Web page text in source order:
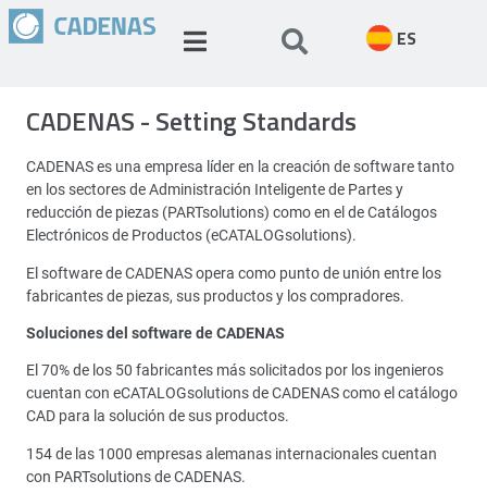
ES
CADENAS - Setting Standards
CADENAS es una empresa líder en la creación de software tanto
en los sectores de Administración Inteligente de Partes y
reducción de piezas (PARTsolutions) como en el de Catálogos
Electrónicos de Productos (eCATALOGsolutions).
El software de CADENAS opera como punto de unión entre los
fabricantes de piezas, sus productos y los compradores.
Soluciones del software de CADENAS
El 70% de los 50 fabricantes más solicitados por los ingenieros
cuentan con eCATALOGsolutions de CADENAS como el catálogo
CAD para la solución de sus productos.
154 de las 1000 empresas alemanas internacionales cuentan
con PARTsolutions de CADENAS.